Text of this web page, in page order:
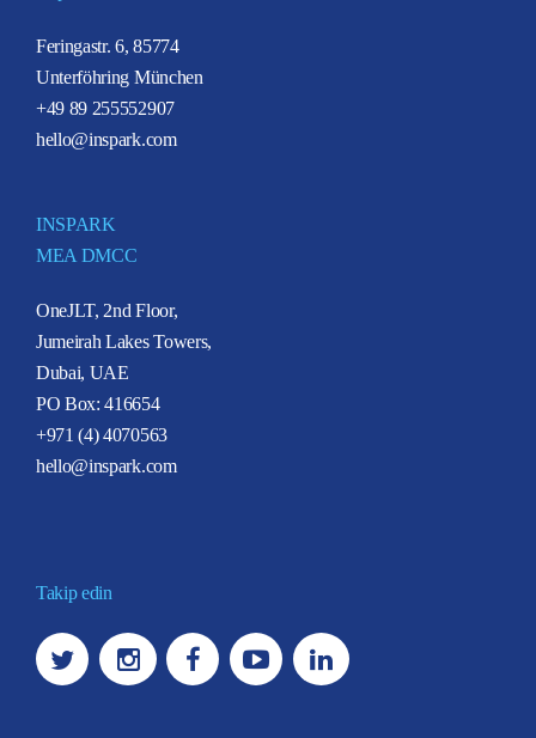
Feringastr. 6, 85774
Unterföhring München
+49 89 255552907
hello@inspark.com
INSPARK
MEA DMCC
OneJLT, 2nd Floor,
Jumeirah Lakes Towers,
Dubai, UAE
PO Box: 416654
+971 (4) 4070563
hello@inspark.com
Takip edin